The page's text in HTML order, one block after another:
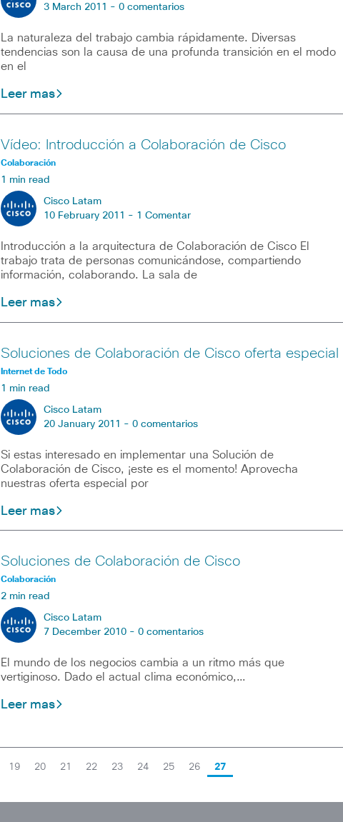
3 March 2011 - 0 comentarios
La naturaleza del trabajo cambia rápidamente. Diversas
tendencias son la causa de una profunda transición en el modo
en el
Leer mas
Vídeo: Introducción a Colaboración de Cisco
Colaboración
1 min read
Cisco Latam
10 February 2011 - 1 Comentar
Introducción a la arquitectura de Colaboración de Cisco El
trabajo trata de personas comunicándose, compartiendo
información, colaborando. La sala de
Leer mas
Soluciones de Colaboración de Cisco oferta especial
Internet de Todo
1 min read
Cisco Latam
20 January 2011 - 0 comentarios
Si estas interesado en implementar una Solución de
Colaboración de Cisco, ¡este es el momento! Aprovecha
nuestras oferta especial por
Leer mas
Soluciones de Colaboración de Cisco
Colaboración
2 min read
Cisco Latam
7 December 2010 - 0 comentarios
El mundo de los negocios cambia a un ritmo más que
vertiginoso. Dado el actual clima económico,…
Leer mas
19 20 21 22 23 24 25 26 27